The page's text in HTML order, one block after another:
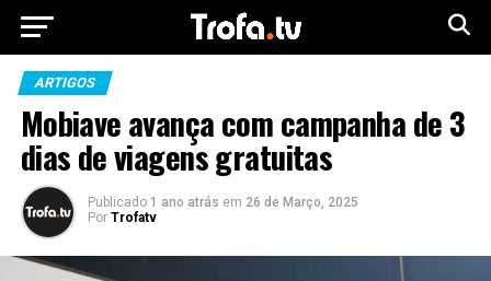
ARTIGOS
Mobiave avança com campanha de 3
dias de viagens gratuitas
Publicado 1 ano atrás em 26 de Março, 2025
Por Trofatv